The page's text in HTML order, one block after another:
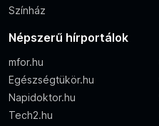
Színház
Népszerű hírportálok
mfor.hu
Egészségtükör.hu
Napidoktor.hu
Tech2.hu